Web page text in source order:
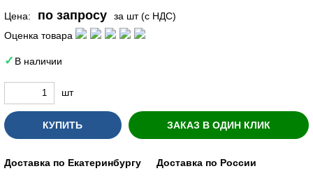
Цена: по запросу
за шт (с НДС)
Оценка товара
В наличии
шт
КУПИТЬ ЗАКАЗ В ОДИН КЛИК
Доставка по Екатеринбургу Доставка по России